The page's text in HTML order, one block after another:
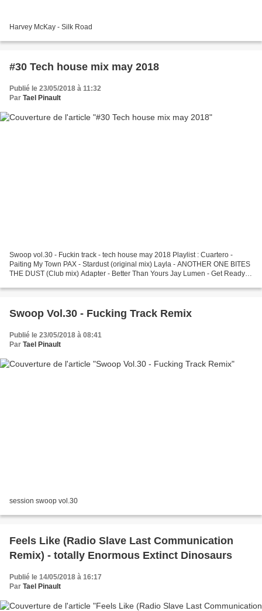
Harvey McKay - Silk Road
#30 Tech house mix may 2018
Publié le 23/05/2018 à 11:32
Par Tael Pinault
Swoop vol.30 - Fuckin track - tech house may 2018 Playlist : Cuartero -
Paiting My Town PAX - Stardust (original mix) Layla - ANOTHER ONE BITES
THE DUST (Club mix) Adapter - Better Than Yours Jay Lumen - Get Ready
Swoop Vol.30 - Fucking Track Remix
Publié le 23/05/2018 à 08:41
Par Tael Pinault
session swoop vol.30
Feels Like (Radio Slave Last Communication
Remix) - totally Enormous Extinct Dinosaurs
Publié le 14/05/2018 à 16:17
Par Tael Pinault